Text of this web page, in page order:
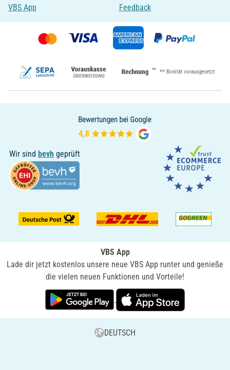
VBS App
Feedback
** ** Bonität vorausgesetzt
Wir sind bevh geprüft
VBS App
Lade dir jetzt kostenlos unsere neue VBS App runter und genieße
die vielen neuen Funktionen und Vorteile!
DEUTSCH